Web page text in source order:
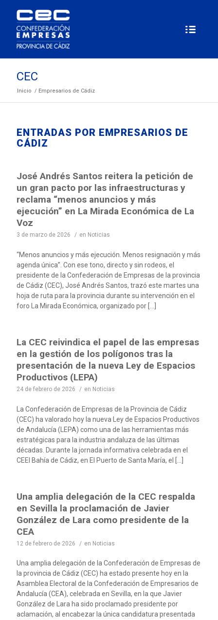
CEC
Inicio / Empresarios de Cádiz
ENTRADAS POR EMPRESARIOS DE
CÁDIZ
José Andrés Santos reitera la petición de
un gran pacto por las infraestructuras y
reclama “menos anuncios y más
ejecución” en La Mirada Económica de La
Voz
3 de marzo de 2026 / en Noticias
“Menos anuncios y más ejecución. Menos resignación y más
agenda única”. Con ese tono, directo y sin rodeos, el
presidente de la Confederación de Empresas de la provincia
de Cádiz (CEC), José Andrés Santos, trazó este martes una
hoja de ruta para la provincia durante su intervención en el
foro La Mirada Económica, organizado por […]
La CEC reivindica el papel de las empresas
en la gestión de los polígonos tras la
presentación de la nueva Ley de Espacios
Productivos (LEPA)
24 de febrero de 2026 / en Noticias
La Confederación de Empresas de la Provincia de Cádiz
(CEC) ha valorado hoy la nueva Ley de Espacios Productivos
de Andalucía (LEPA) como una de las herramientas más
estratégicas para la industria andaluza de las últimas
décadas. Durante la jornada informativa celebrada en el
CEEI Bahía de Cádiz, en El Puerto de Santa María, el […]
Una amplia delegación de la CEC respalda
en Sevilla la proclamación de Javier
González de Lara como presidente de la
CEA
12 de febrero de 2026 / en Noticias
Una amplia delegación de la Confederación de Empresas de
la provincia de Cádiz (CEC) ha estado presente hoy en la
Asamblea Electoral de la Confederación de Empresarios de
Andalucía (CEA), celebrada en Sevilla, en la que Javier
González de Lara ha sido proclamado presidente por
aclamación, al encabezar la única candidatura presentada